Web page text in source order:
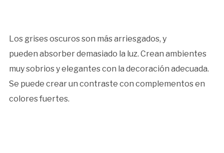
Los grises oscuros son más arriesgados, y
pueden absorber demasiado la luz. Crean ambientes
muy sobrios y elegantes con la decoración adecuada.
Se puede crear un contraste con complementos en
colores fuertes.